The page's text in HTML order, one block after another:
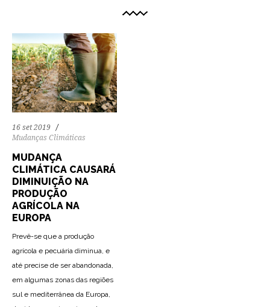
16 set 2019
Mudanças Climáticas
MUDANÇA
CLIMÁTICA CAUSARÁ
DIMINUIÇÃO NA
PRODUÇÃO
AGRÍCOLA NA
EUROPA
Prevê-se que a produção
agrícola e pecuária diminua, e
até precise de ser abandonada,
em algumas zonas das regiões
sul e mediterrânea da Europa,